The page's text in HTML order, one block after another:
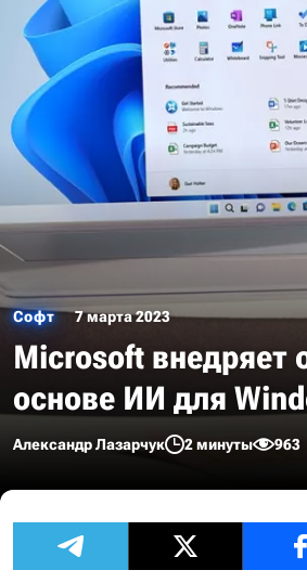
Софт 7 марта 2023
Microsoft внедряет
основе ИИ для
Александр Лазарчук 2 минуты 963